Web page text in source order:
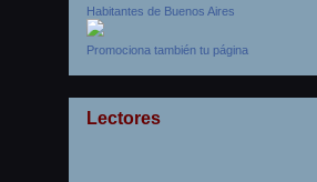
Habitantes de Buenos Aires
Promociona también tu página
Lectores